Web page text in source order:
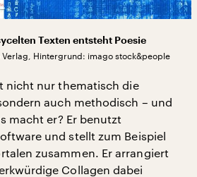
Texten entsteht Poesie
Hintergrund: imago stock&people
nicht nur thematisch die
auch methodisch – und
macht er? Er benutzt
und stellt zum Beispiel
zusammen. Er arrangiert
Collagen dabei